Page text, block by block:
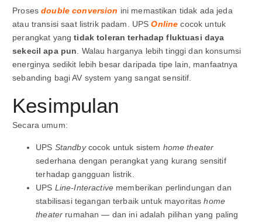
Prosesdouble conversion ini memastikan tidak ada jeda
atau transisi saat listrik padam. UPSOnline cocok untuk
perangkat yangtidak toleran terhadap fluktuasi daya
sekecil apa pun. Walau harganya lebih tinggi dan konsumsi
energinya sedikit lebih besar daripada tipe lain, manfaatnya
sebanding bagi AV system yang sangat sensitif.
Kesimpulan
Secara umum:
UPS Standbycocok untuk sistem home theater
sederhana dengan perangkat yang kurang sensitif
terhadap gangguan listrik.
UPS Line-Interactivememberikan perlindungan dan
stabilisasi tegangan terbaik untuk mayoritashome
theater rumahan — dan ini adalah pilihan yang paling